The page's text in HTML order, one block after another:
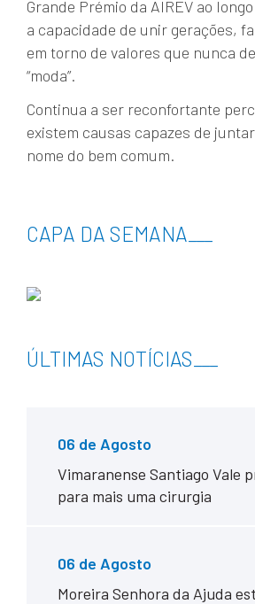
Grande Prémio da AIREV ao
a capacidade de unir gerações,
em torno de valores que nunca
“moda”.
Continua a ser reconfortante
existem causas capazes de
nome do bem comum.
CAPA DA SEMANA
ÚLTIMAS NOTÍCIAS
06 de Agosto
Vimaranense Santiago Vale
para mais uma cirurgia
06 de Agosto
Moreira Senhora da Ajuda